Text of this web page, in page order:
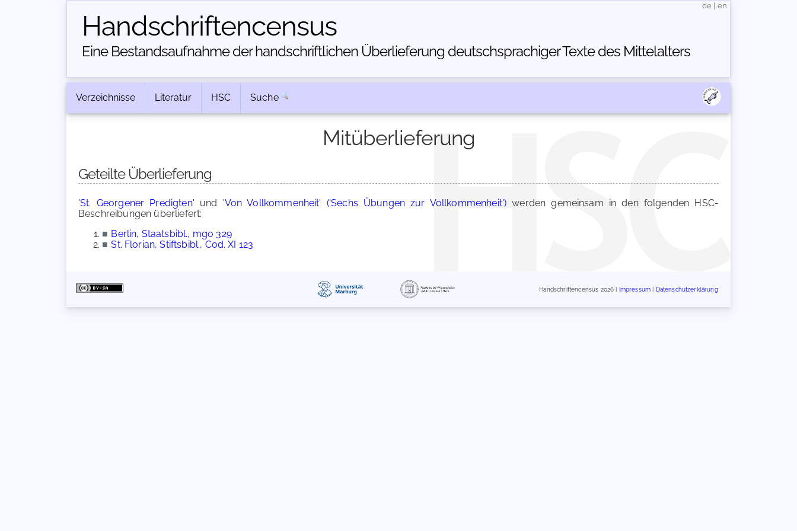
Handschriften­census
Eine Bestandsaufnahme der handschriftlichen Über­lieferung deutschsprachiger Texte des Mittelalters
de en
Verzeichnisse Literatur HSC Suche
Mitüberlieferung
Geteilte Überlieferung
'St. Georgener Predigten' und 'Von Vollkommenheit' ('Sechs Übungen zur Vollkommenheit') werden gemeinsam in den folgenden HSC-
Beschreibungen überliefert:
■ Berlin, Staatsbibl., mgo 329
■ St. Florian, Stiftsbibl., Cod. XI 123
Handschriftencensus 2026 | Impressum Datenschutzerklärung